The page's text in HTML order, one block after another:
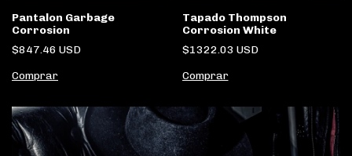
Pantalon Garbage
Corrosion
$847.46 USD
Comprar
Tapado Thompson
Corrosion White
$1322.03 USD
Comprar